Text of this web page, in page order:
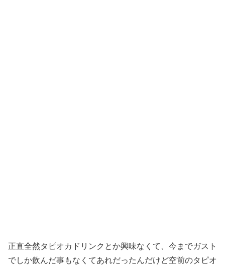
正直全然タピオカドリンクとか興味なくて、今までガスト
でしか飲んだ事もなくてあれだったんだけど空前のタピオ